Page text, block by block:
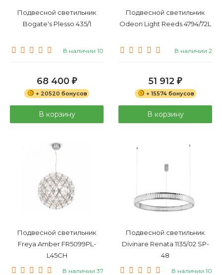
Подвесной светильник
Bogate's Plesso 435/1
В наличии 10
68 400 ₽
+ 20520 бонусов
В корзину
Подвесной светильник
Odeon Light Reeds 4794/72L
В наличии 2
51 912 ₽
+ 15574 бонусов
В корзину
Подвесной светильник
Freya Amber FR5099PL-
L45CH
В наличии 37
Подвесной светильник
Divinare Renata 1135/02 SP-
48
В наличии 10